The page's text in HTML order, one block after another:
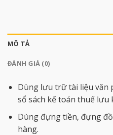
MÔ TẢ
ĐÁNH GIÁ (0)
Dùng lưu trữ tài liệu văn
sổ sách kế toán thuế lưu
Dùng đựng tiền, đựng
hàng.